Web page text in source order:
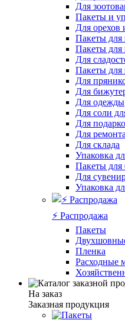
Для
Пакеты и
Для орехов
Пакеты для
Пакеты для
Для
Пакеты для
Для
Для
Для одежды
Для соли
Для
Для ремонта
Для склада
Упаковка
Пакеты для
Для
Упаковка
⚡️ Распродажа
Пакеты
Пленка
Расходные
На заказ
Заказная продукция